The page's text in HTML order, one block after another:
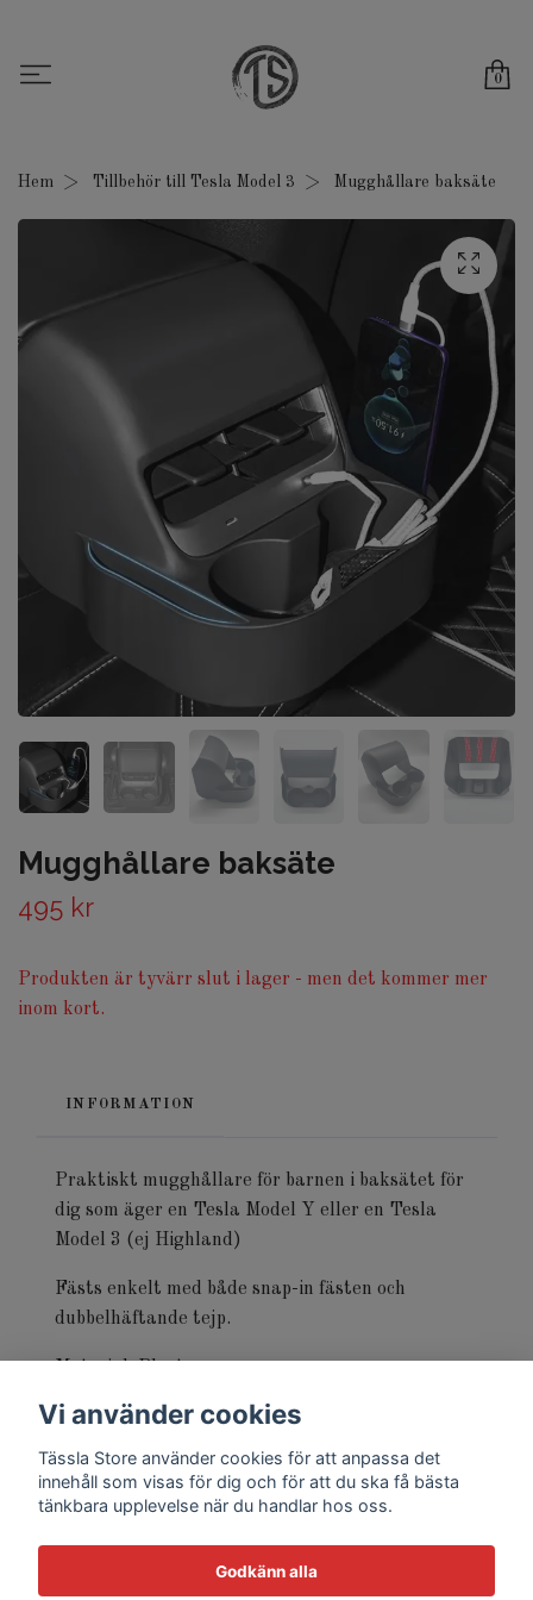
0
Hem Tillbehör till Tesla Model 3 Mugghållare baksäte
Mugghållare baksäte
495 kr
Produkten är tyvärr slut i lager - men det kommer mer
inom kort.
INFORMATION
Praktiskt mugghållare för barnen i baksätet för
dig som äger en Tesla Model Y eller en Tesla
Model 3 (ej Highland)
Fästs enkelt med både snap-in fästen och
dubbelhäftande tejp.
Färg: Matt svart
Vi använder cookies
Tässla Store använder cookies för att anpassa det
innehåll som visas för dig och för att du ska få bästa
tänkbara upplevelse när du handlar hos oss.
Godkänn alla